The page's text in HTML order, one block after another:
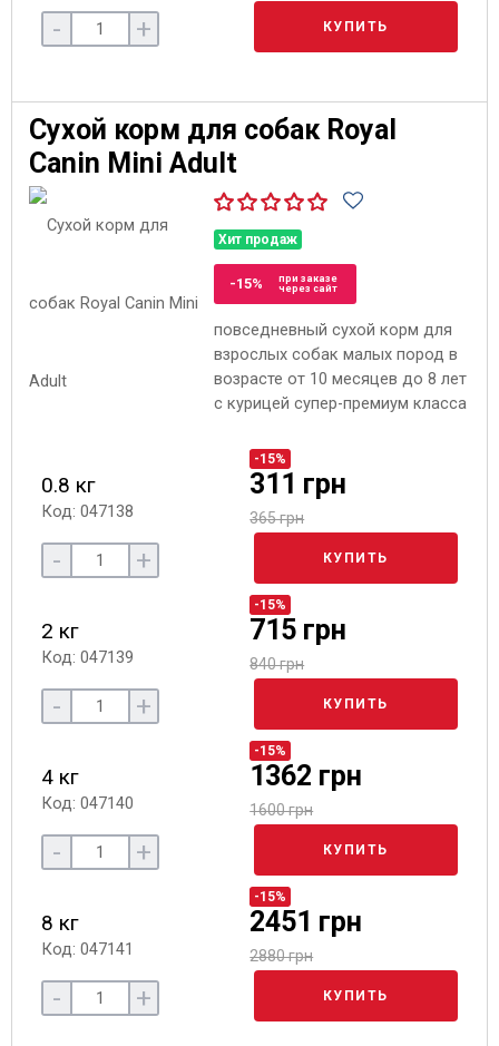
- + КУПИТЬ
Сухой корм для собак Royal
Canin Mini Adult
Хит продаж
-15%
при заказе
через сайт
повседневный сухой корм для
взрослых собак малых пород в
возрасте от 10 месяцев до 8 лет
с курицей супер-премиум класса
0.8 кг
Код: 047138
-15%
311 грн
365 грн
- + КУПИТЬ
2 кг
Код: 047139
-15%
715 грн
840 грн
- + КУПИТЬ
4 кг
Код: 047140
-15%
1362 грн
1600 грн
- + КУПИТЬ
8 кг
Код: 047141
-15%
2451 грн
2880 грн
- + КУПИТЬ